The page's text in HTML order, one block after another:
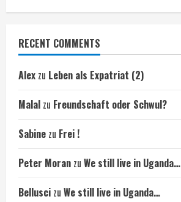
RECENT COMMENTS
Alex zu Leben als Expatriat (2)
Malal zu Freundschaft oder Schwul?
Sabine zu Frei !
Peter Moran zu We still live in Uganda…
Bellusci zu We still live in Uganda…